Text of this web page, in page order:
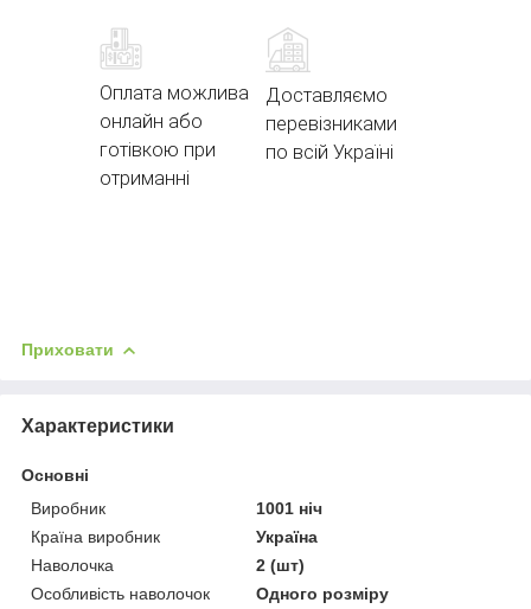
Оплата можлива
онлайн або
готівкою при
отриманні
Доставляємо
перевізниками
по всій Україні
Приховати
Характеристики
Основні
Виробник
1001 ніч
Країна виробник
Україна
Наволочка
2 (шт)
Особливість наволочок
Одного розміру